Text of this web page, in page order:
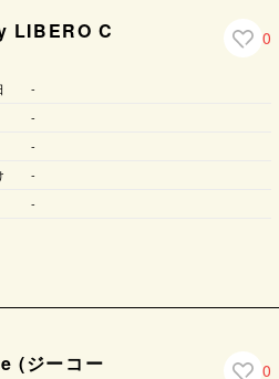
LIBERO C
0
-
-
-
-
-
(ジーコー
0